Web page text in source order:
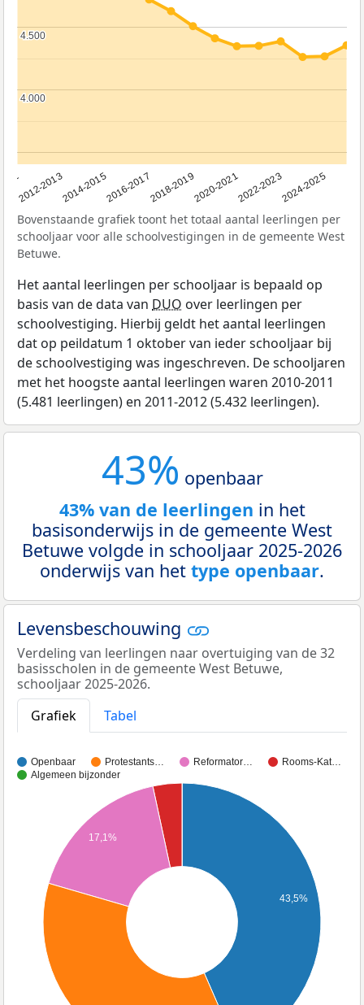
2012-20132014-20152016-20172018-20192020-20212022-20232024-2025
4.000
4.000
4.500
4.500
Bovenstaande grafiek toont het totaal aantal leerlingen per
schooljaar voor alle schoolvestigingen in de gemeente West
Betuwe.
Het aantal leerlingen per schooljaar is bepaald op
basis van de data van DUO over leerlingen per
schoolvestiging. Hierbij geldt het aantal leerlingen
dat op peildatum 1 oktober van ieder schooljaar bij
de schoolvestiging was ingeschreven. De schooljaren
met het hoogste aantal leerlingen waren 2010-2011
(5.481 leerlingen) en 2011-2012 (5.432 leerlingen).
43% openbaar
43% van de leerlingen in het
basisonderwijs in de gemeente West
Betuwe volgde in schooljaar 2025-2026
onderwijs van het type openbaar.
Levensbeschouwing
Verdeling van leerlingen naar overtuiging van de 32
basisscholen in de gemeente West Betuwe,
schooljaar 2025-2026.
Grafiek
Tabel
Openbaar Protestants… Reformator…
Rooms-Kat…
Algemeen bijzonder
43,5%
17,1%